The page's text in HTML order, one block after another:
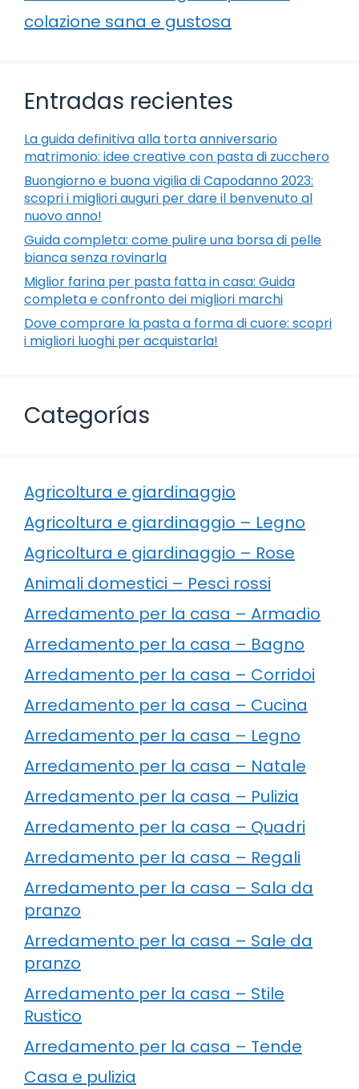
colazione sana e gustosa
Entradas recientes
La guida definitiva alla torta anniversario
matrimonio: idee creative con pasta di zucchero
Buongiorno e buona vigilia di Capodanno 2023:
scopri i migliori auguri per dare il benvenuto al
nuovo anno!
Guida completa: come pulire una borsa di pelle
bianca senza rovinarla
Miglior farina per pasta fatta in casa: Guida
completa e confronto dei migliori marchi
Dove comprare la pasta a forma di cuore: scopri
i migliori luoghi per acquistarla!
Categorías
Agricoltura e giardinaggio
Agricoltura e giardinaggio – Legno
Agricoltura e giardinaggio – Rose
Animali domestici – Pesci rossi
Arredamento per la casa – Armadio
Arredamento per la casa – Bagno
Arredamento per la casa – Corridoi
Arredamento per la casa – Cucina
Arredamento per la casa – Legno
Arredamento per la casa – Natale
Arredamento per la casa – Pulizia
Arredamento per la casa – Quadri
Arredamento per la casa – Regali
Arredamento per la casa – Sala da
pranzo
Arredamento per la casa – Sale da
pranzo
Arredamento per la casa – Stile
Rustico
Arredamento per la casa – Tende
Casa e pulizia